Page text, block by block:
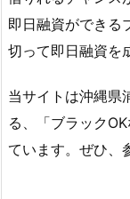
即日融資ができる
切って即日融資を
当サイトは沖縄県
る、「ブラック
ています。ぜひ、